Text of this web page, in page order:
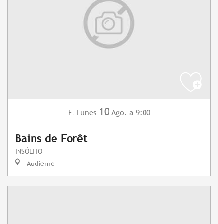
El Lunes 10 Ago. a 9:00
Bains de Forêt
INSÓLITO
Audierne